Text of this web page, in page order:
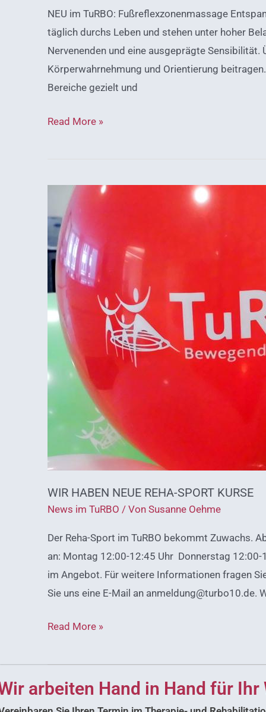
NEU im TuRBO: Fußreflexzonenmassage
täglich durchs Leben und stehen unter hoher
Nervenenden und eine ausgeprägte
Körperwahrnehmung und Orientierung
Bereiche gezielt und
Read More »
WIR HABEN NEUE REHA-SPORT KURSE
News im TuRBO / Von Susanne Oehme
Der Reha-Sport im TuRBO bekommt Zuwachs.
an: Montag 12:00-12:45 Uhr Donnerstag
im Angebot. Für weitere Informationen fragen
Sie uns eine E-Mail an anmeldung@turbo10.de.
HABEN
NEUE
REHA-
SPORT
KURSE
Read More »
arbeiten Hand in Hand für Ihr